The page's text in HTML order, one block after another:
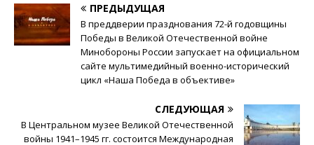
ПРЕДЫДУЩАЯ
В преддверии празднования 72-й годовщины
Победы в Великой Отечественной войне
Минобороны России запускает на официальном
сайте мультимедийный военно-исторический
цикл «Наша Победа в объективе»
СЛЕДУЮЩАЯ
В Центральном музее Великой Отечественной
войны 1941–1945 гг. состоится Международная